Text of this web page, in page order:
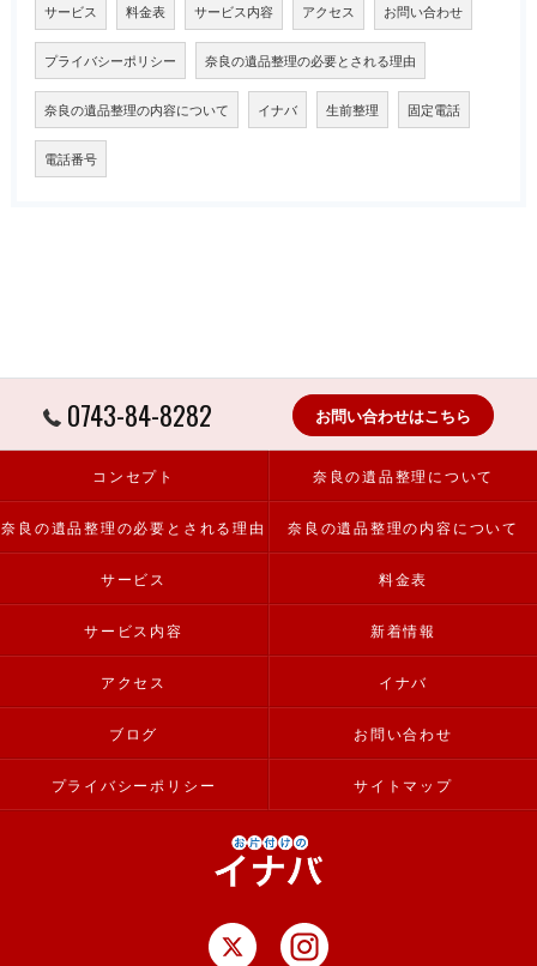
サービス 料金表 サービス内容 アクセス お問い合わせ
プライバシーポリシー 奈良の遺品整理の必要とされる理由
奈良の遺品整理の内容について イナバ 生前整理 固定電話
電話番号
0743-84-8282 お問い合わせはこちら
コンセプト 奈良の遺品整理について
奈良の遺品整理の必要とされる理由 奈良の遺品整理の内容について
サービス 料金表
サービス内容 新着情報
アクセス イナバ
ブログ お問い合わせ
プライバシーポリシー サイトマップ